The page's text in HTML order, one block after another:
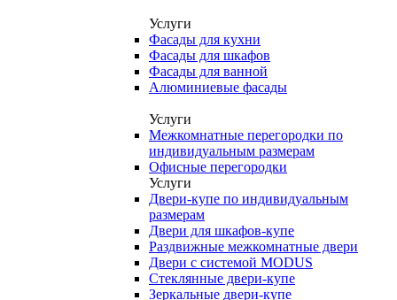
Услуги
Фасады для кухни
Фасады для шкафов
Фасады для ванной
Алюминиевые фасады
Услуги
Межкомнатные перегородки по
индивидуальным размерам
Офисные перегородки
Услуги
Двери-купе по индивидуальным
размерам
Двери для шкафов-купе
Раздвижные межкомнатные двери
Двери с системой MODUS
Стеклянные двери-купе
Зеркальные двери-купе